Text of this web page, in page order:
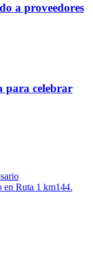
a proveedores
para celebrar
en Ruta 1 km144.